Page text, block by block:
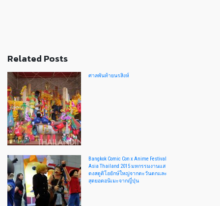
Related Posts
ศาลพันท้ายนรสิงห์
Bangkok Comic Con x Anime Festival
Asia Thailand 2015 มหกรรมงานแส
ดงสตูดิโอยักษ์ใหญ่จากตะวันตกและ
สุดยอดอนิเมะจากญี่ปุ่น